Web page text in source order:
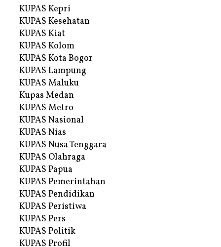
KUPAS Kepri
KUPAS Kesehatan
KUPAS Kiat
KUPAS Kolom
KUPAS Kota Bogor
KUPAS Lampung
KUPAS Maluku
Kupas Medan
KUPAS Metro
KUPAS Nasional
KUPAS Nias
KUPAS Nusa Tenggara
KUPAS Olahraga
KUPAS Papua
KUPAS Pemerintahan
KUPAS Pendidikan
KUPAS Peristiwa
KUPAS Pers
KUPAS Politik
KUPAS Profil